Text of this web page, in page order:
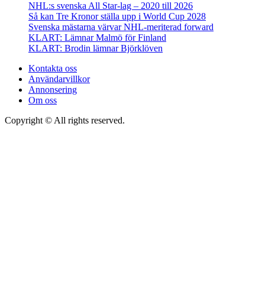
NHL:s svenska All Star-lag – 2020 till 2026
Så kan Tre Kronor ställa upp i World Cup 2028
Svenska mästarna värvar NHL-meriterad forward
KLART: Lämnar Malmö för Finland
KLART: Brodin lämnar Björklöven
Kontakta oss
Användarvillkor
Annonsering
Om oss
Copyright © All rights reserved.